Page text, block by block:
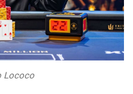
Lococo